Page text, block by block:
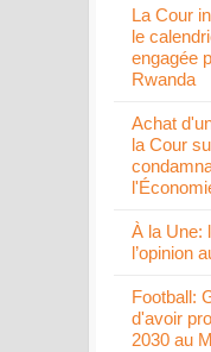
La Cour
le
engagée
Rwanda
Achat
la Cour
À la Une:
l’opinion
Football:
d'avoir
2030 au